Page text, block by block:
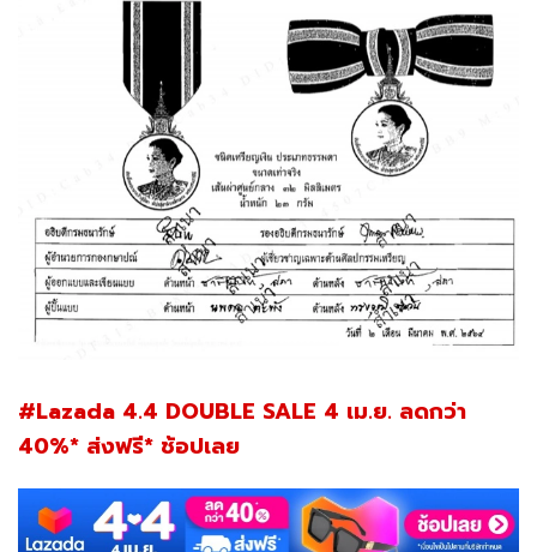
#Lazada 4.4 DOUBLE SALE 4 เม.ย. ลดกว่า
40%* ส่งฟรี* ช้อปเลย